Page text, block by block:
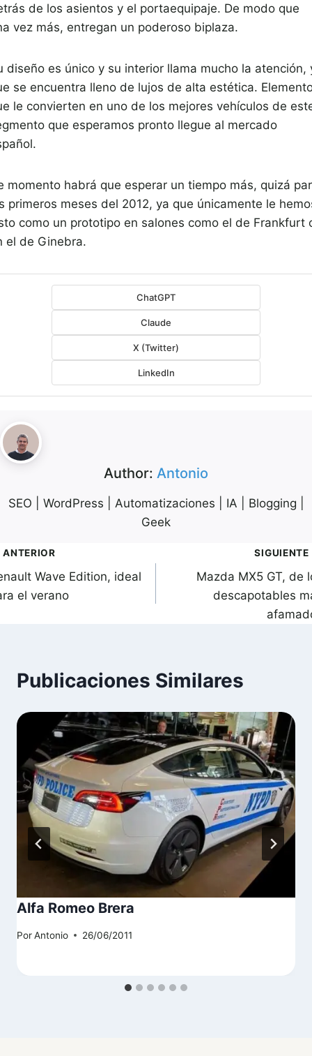
de los asientos y el portaequipaje. De modo que
vez más, entregan un poderoso biplaza.
diseño es único y su interior llama mucho la atención,
se encuentra lleno de lujos de alta estética.
le convierten en uno de los mejores vehículos de
que esperamos pronto llegue al mercado
momento habrá que esperar un tiempo más, quizá
primeros meses del 2012, ya que únicamente le
como un prototipo en salones como el de Frankfurt
el de Ginebra.
ChatGPT
Claude
X (Twitter)
LinkedIn
Author: Antonio
SEO | WordPress | Automatizaciones | IA | Blogging |
Geek
ANTERIOR
Wave Edition, ideal
el verano
SIGUIENTE
Mazda MX5 GT, de
descapotables
Publicaciones Similares
Alfa Romeo Brera
PorAntonio 26/06/2011